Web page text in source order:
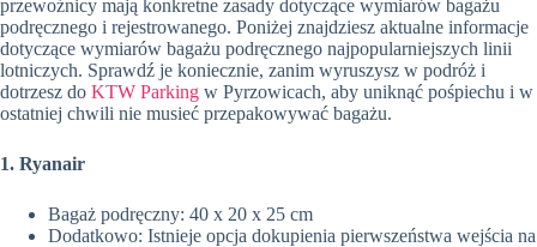
przewoźnicy mają konkretne zasady dotyczące wymiarów bagażu
podręcznego i rejestrowanego. Poniżej znajdziesz aktualne informacje
dotyczące wymiarów bagażu podręcznego najpopularniejszych linii
lotniczych. Sprawdź je koniecznie, zanim wyruszysz w podróż i
dotrzesz do KTW Parking w Pyrzowicach, aby uniknąć pośpiechu i w
ostatniej chwili nie musieć przepakowywać bagażu.
1. Ryanair
Bagaż podręczny: 40 x 20 x 25 cm
Dodatkowo: Istnieje opcja dokupienia pierwszeństwa wejścia na